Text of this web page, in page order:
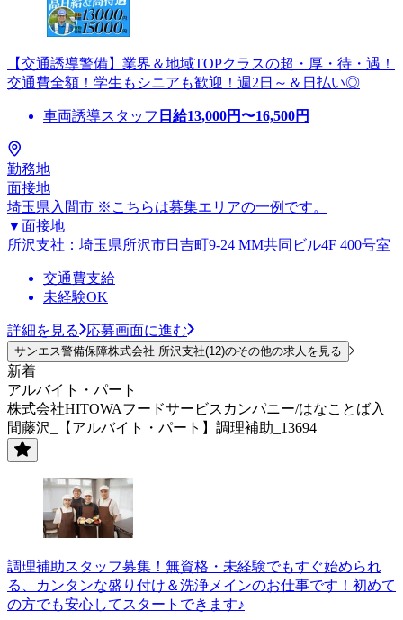
【交通誘導警備】業界＆地域TOPクラスの超・厚・待・遇！
交通費全額！学生もシニアも歓迎！週2日～＆日払い◎
車両誘導スタッフ 日給13,000円〜16,500円
勤務地
面接地
埼玉県入間市 ※こちらは募集エリアの一例です。
▼面接地
所沢支社：埼玉県所沢市日吉町9-24 MM共同ビル4F 400号室
交通費支給
未経験OK
詳細を見る 応募画面に進む
サンエス警備保障株式会社 所沢支社(12)のその他の求人を見る
新着
アルバイト・パート
株式会社HITOWAフードサービスカンパニー/はなことば入
間藤沢_【アルバイト・パート】調理補助_13694
調理補助スタッフ募集！無資格・未経験でもすぐ始められ
る、カンタンな盛り付け＆洗浄メインのお仕事です！初めて
の方でも安心してスタートできます♪